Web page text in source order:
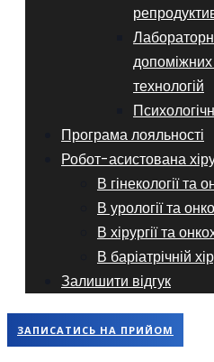
технологій
Програма лояльності
Робот-асистована
В гінекології та
В урології та
В хірургії та
В баріатрічній
Залишити відгук
ЗАПИСАТИСЬ НА ПРИЙОМ